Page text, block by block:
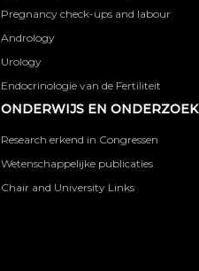
Pregnancy check-ups and labour
Andrology
Urology
Endocrinologie van de Fertiliteit
ONDERWIJS EN ONDERZOEK
Research erkend in Congressen
Wetenschappelijke publicaties
Chair and University Links